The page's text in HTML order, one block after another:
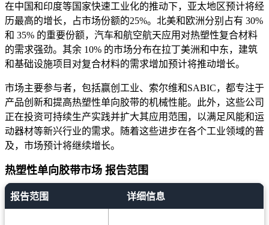
在中国和印度等国家快速工业化的推动下，亚太地区预计将经
历最高的增长，占市场份额的25%。北美和欧洲分别占有 30%
和 35% 的重要份额，汽车和航空航天应用对热塑性复合材料
的需求强劲。其余 10% 的市场分布在拉丁美洲和中东，建筑
和基础设施项目对复合材料的需求增加预计将推动增长。
市场主要参与者，包括赢创工业、索尔维和SABIC，都专注于
产品创新和提高热塑性单向胶带的机械性能。此外，这些公司
正在投资可持续生产实践并扩大其应用范围，以满足风能和运
动器材等新兴行业的需求。随着这些进步在各个工业领域的普
及，市场预计将继续增长。
热塑性单向胶带市场 报告范围
报告范围 详细信息